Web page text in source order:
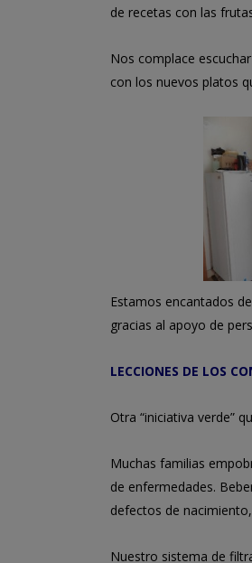
de recetas con las
Nos complace
con los nuevos platos
Estamos encantados
gracias al apoyo de
LECCIONES DE LOS
Otra “iniciativa verde”
Muchas familias
de enfermedades.
defectos de
Nuestro sistema de